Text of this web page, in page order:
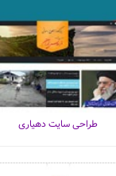
طراحی سایت دهیاری